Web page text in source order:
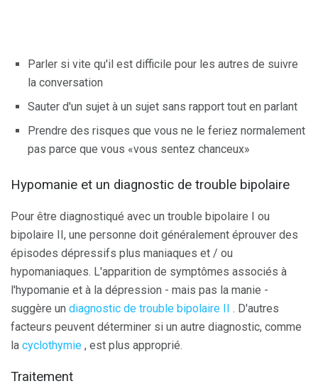
Parler si vite qu'il est difficile pour les autres de suivre
la conversation
Sauter d'un sujet à un sujet sans rapport tout en parlant
Prendre des risques que vous ne le feriez normalement
pas parce que vous «vous sentez chanceux»
Hypomanie et un diagnostic de trouble bipolaire
Pour être diagnostiqué avec un trouble bipolaire I ou
bipolaire II, une personne doit généralement éprouver des
épisodes dépressifs plus maniaques et / ou
hypomaniaques. L'apparition de symptômes associés à
l'hypomanie et à la dépression - mais pas la manie -
suggère un diagnostic de trouble bipolaire II . D'autres
facteurs peuvent déterminer si un autre diagnostic, comme
la cyclothymie , est plus approprié.
Traitement